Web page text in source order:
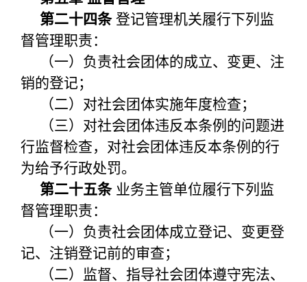
第二十四条登记管理机关履行下列监
督管理职责：
（一）负责社会团体的成立、变更、注
销的登记；
（二）对社会团体实施年度检查；
（三）对社会团体违反本条例的问题进
行监督检查，对社会团体违反本条例的行
为给予行政处罚。
第二十五条业务主管单位履行下列监
督管理职责：
（一）负责社会团体成立登记、变更登
记、注销登记前的审查；
（二）监督、指导社会团体遵守宪法、